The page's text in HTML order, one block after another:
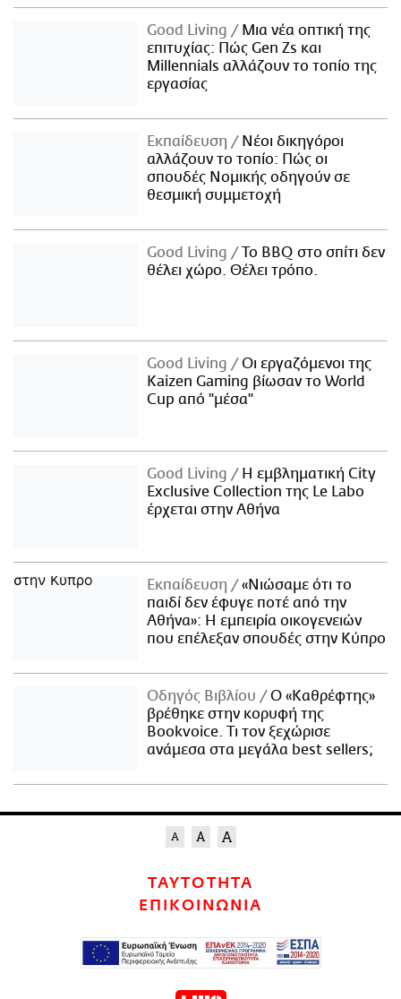
Good Living
Μια νέα οπτική της
επιτυχίας: Πώς Gen Zs και
Millennials αλλάζουν το τοπίο της
εργασίας
Εκπαίδευση
Νέοι δικηγόροι
αλλάζουν το τοπίο: Πώς οι
σπουδές Νομικής οδηγούν σε
θεσμική συμμετοχή
Good Living
Το BBQ στο σπίτι δεν
θέλει χώρο. Θέλει τρόπο.
Good Living
Οι εργαζόμενοι της
Kaizen Gaming βίωσαν το World
Cup από "μέσα"
Good Living
Η εμβληματική City
Exclusive Collection της Le Labo
έρχεται στην Αθήνα
Εκπαίδευση
«Νιώσαμε ότι το
παιδί δεν έφυγε ποτέ από την
Αθήνα»: Η εμπειρία οικογενειών
που επέλεξαν σπουδές στην Κύπρο
Οδηγός Βιβλίου
Ο «Καθρέφτης»
βρέθηκε στην κορυφή της
Bookvoice. Τι τον ξεχώρισε
ανάμεσα στα μεγάλα best sellers;
ΤΑΥΤΟΤΗΤΑ
ΕΠΙΚΟΙΝΩΝΙΑ